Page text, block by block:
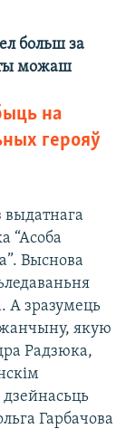
больш за
ты можаш
на
герояў
выдатнага
“Асоба
Выснова
А зразумець
якую
Радзюка,
дзейнасьць
Гарбачова